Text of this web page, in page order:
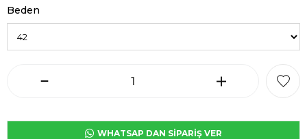
Beden
WHATSAP DAN SİPARİŞ VER